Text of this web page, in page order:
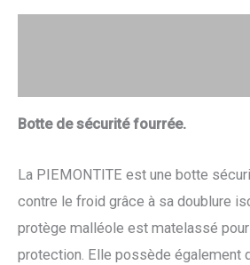
Botte de sécurité fourrée.
La PIEMONTITE est une botte
contre le froid grâce à sa doublure
protège malléole est matelassé
protection. Elle possède également